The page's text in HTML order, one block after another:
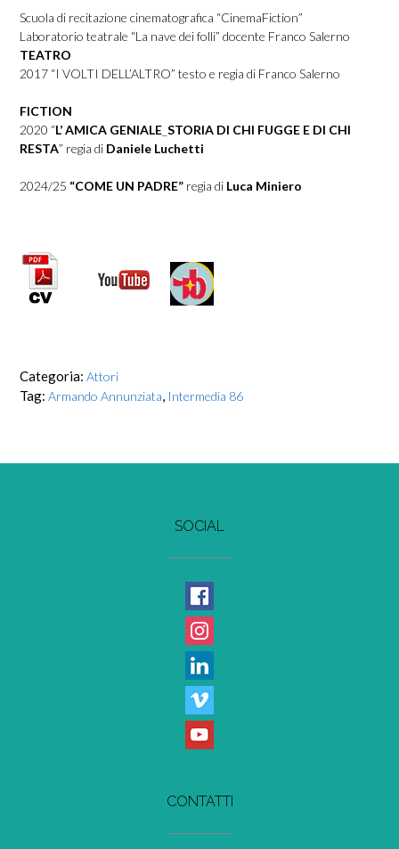
Scuola di recitazione cinematografica “CinemaFiction”
Laboratorio teatrale “La nave dei folli” docente Franco Salerno
TEATRO
2017 “I VOLTI DELL’ALTRO” testo e regia di Franco Salerno
FICTION
2020 “L’ AMICA GENIALE STORIA DI CHI FUGGE E DI CHI
RESTA” regia di Daniele Luchetti
2024/25 “COME UN PADRE” regia di Luca Miniero
Categoria: Attori
Tag: Armando Annunziata, Intermedia 86
SOCIAL
CONTATTI